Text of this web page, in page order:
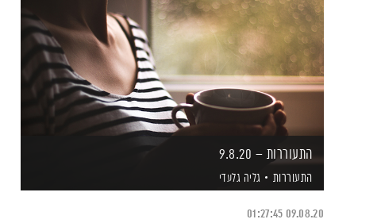
התעוררות – 9.8.20
התעוררות גליה גלעדי
09.08.20
01:27:45